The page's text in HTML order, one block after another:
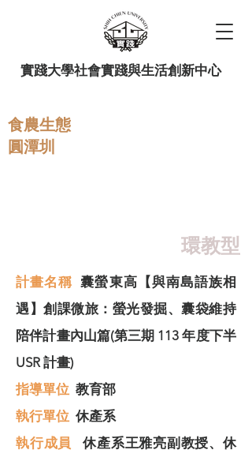
實踐大學社會實踐與生活創新中心
食農生態
​圓潭圳
環教型
計畫名稱 囊螢東高【與南島語族相
遇】創課微旅：螢光發掘、囊袋維持
陪伴計畫內山篇(第三期 113 年度下半
USR 計畫)
指導單位 教育部
​執行單位 休產系
執行成員休產系王雅亮副教授、休